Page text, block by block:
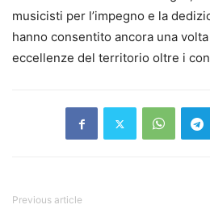
musicisti per l’impegno e la
hanno consentito ancora una
eccellenze del territorio oltre i
Previous article